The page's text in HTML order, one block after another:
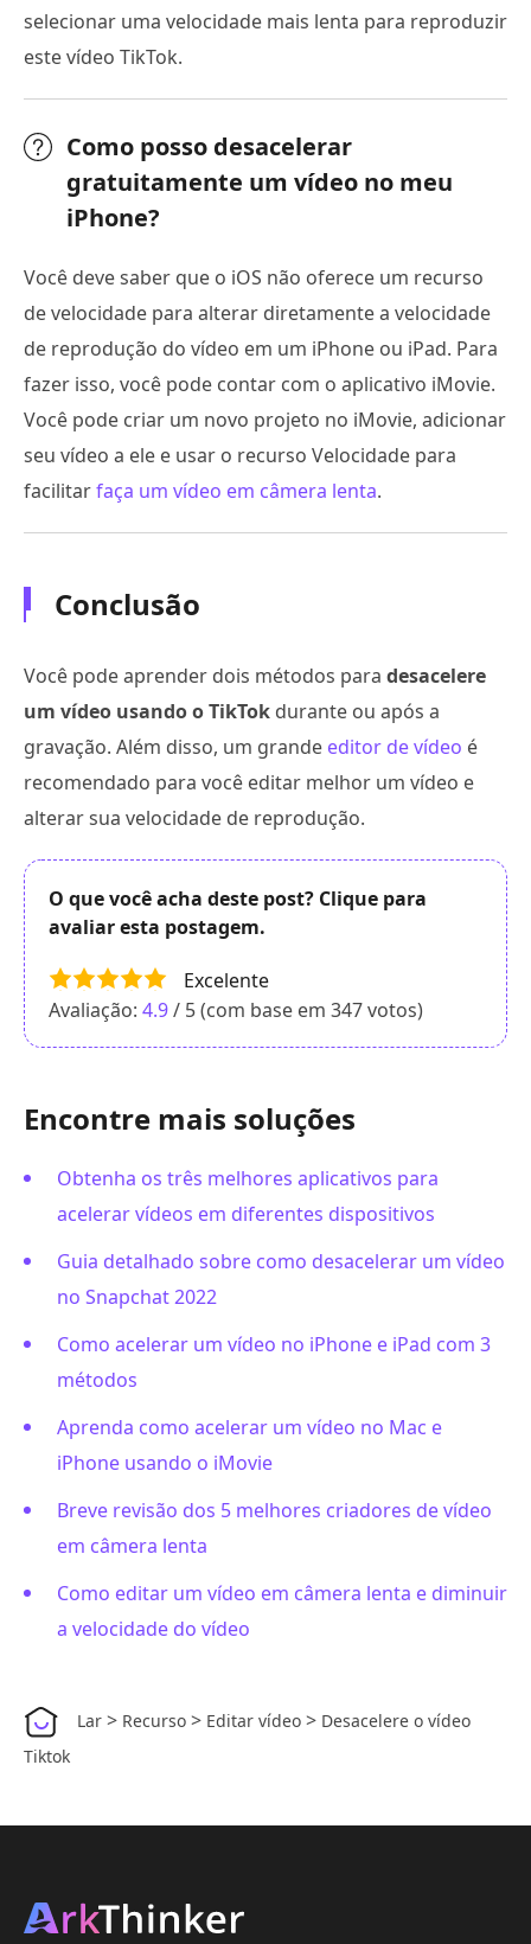
selecionar uma velocidade mais lenta para reproduzir
este vídeo TikTok.
Como posso desacelerar
gratuitamente um vídeo no meu
iPhone?
Você deve saber que o iOS não oferece um recurso
de velocidade para alterar diretamente a velocidade
de reprodução do vídeo em um iPhone ou iPad. Para
fazer isso, você pode contar com o aplicativo iMovie.
Você pode criar um novo projeto no iMovie, adicionar
seu vídeo a ele e usar o recurso Velocidade para
facilitarfaça um vídeo em câmera lenta.
Conclusão
Você pode aprender dois métodos para desacelere
um vídeo usando o TikTok durante ou após a
gravação. Além disso, um grande editor de vídeo é
recomendado para você editar melhor um vídeo e
alterar sua velocidade de reprodução.
O que você acha deste post? Clique para
avaliar esta postagem.
Excelente
Avaliação: 4.9/ 5 (com base em 347votos)
Encontre mais soluções
Obtenha os três melhores aplicativos para
acelerar vídeos em diferentes dispositivos
Guia detalhado sobre como desacelerar um vídeo
no Snapchat 2022
Como acelerar um vídeo no iPhone e iPad com 3
métodos
Aprenda como acelerar um vídeo no Mac e
iPhone usando o iMovie
Breve revisão dos 5 melhores criadores de vídeo
em câmera lenta
Como editar um vídeo em câmera lenta e diminuir
a velocidade do vídeo
Lar > Recurso > Editar vídeo > Desacelere o vídeo
Tiktok